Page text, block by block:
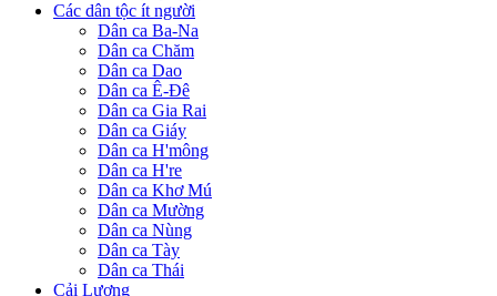
Các dân tộc ít người
Dân ca Ba-Na
Dân ca Chăm
Dân ca Dao
Dân ca Ê-Đê
Dân ca Gia Rai
Dân ca Giáy
Dân ca H'mông
Dân ca H're
Dân ca Khơ Mú
Dân ca Mường
Dân ca Nùng
Dân ca Tày
Dân ca Thái
Cải Lương